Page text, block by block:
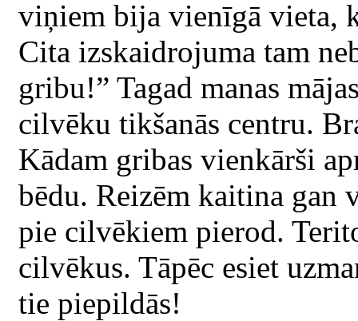
viņiem bija vienīgā vieta,
Cita izskaidrojuma tam
gribu!” Tagad manas
cilvēku tikšanās centru.
Kādam gribas vienkārši
bēdu. Reizēm kaitina gan
pie cilvēkiem pierod.
cilvēkus. Tāpēc esiet
tie piepildās!